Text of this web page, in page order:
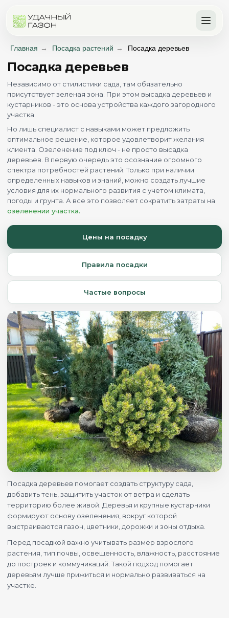
Главная → Посадка растений → Посадка деревьев
Посадка деревьев
Независимо от стилистики сада, там обязательно
присутствует зеленая зона. При этом высадка деревьев и
кустарников - это основа устройства каждого загородного
участка.
Но лишь специалист с навыками может предложить
оптимальное решение, которое удовлетворит желания
клиента. Озеленение под ключ - не просто высадка
деревьев. В первую очередь это осознание огромного
спектра потребностей растений. Только при наличии
определенных навыков и знаний, можно создать лучшие
условия для их нормального развития с учетом климата,
погоды и грунта. А все это позволяет сократить затраты на
озеленении участка.
Цены на посадку
Правила посадки
Частые вопросы
Посадка деревьев помогает создать структуру сада,
добавить тень, защитить участок от ветра и сделать
территорию более живой. Деревья и крупные кустарники
формируют основу озеленения, вокруг которой
выстраиваются газон, цветники, дорожки и зоны отдыха.
Перед посадкой важно учитывать размер взрослого
растения, тип почвы, освещенность, влажность, расстояние
до построек и коммуникаций. Такой подход помогает
деревьям лучше прижиться и нормально развиваться на
участке.